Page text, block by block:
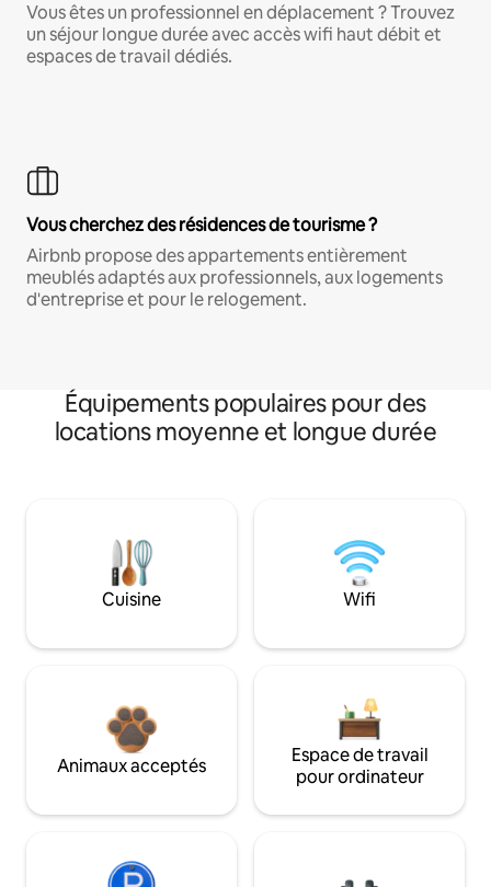
Vous êtes un professionnel en déplacement ? Trouvez
un séjour longue durée avec accès wifi haut débit et
espaces de travail dédiés.
Vous cherchez des résidences de tourisme ?
Airbnb propose des appartements entièrement
meublés adaptés aux professionnels, aux logements
d'entreprise et pour le relogement.
Équipements populaires pour des
locations moyenne et longue durée
Cuisine Wifi
Animaux acceptés
Espace de travail
pour ordinateur